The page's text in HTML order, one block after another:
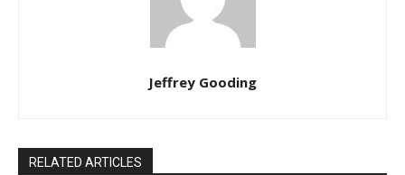
Jeffrey Gooding
RELATED ARTICLES